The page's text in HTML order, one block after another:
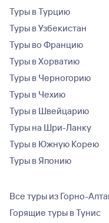
Туры в Турцию
Туры в Узбекистан
Туры во Францию
Туры в Хорватию
Туры в Черногорию
Туры в Чехию
Туры в Швейцарию
Туры на Шри-Ланку
Туры в Южную Корею
Туры в Японию
Все туры из Горно-
Горящие туры в Тунис